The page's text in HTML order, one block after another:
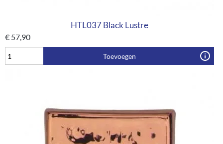
HTL037 Black Lustre
€ 57,90
Toevoegen